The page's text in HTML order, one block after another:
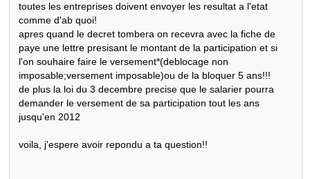
toutes les entreprises doivent envoyer les resultat a l'etat
comme d'ab quoi!
apres quand le decret tombera on recevra avec la fiche de
paye une lettre presisant le montant de la participation et si
l'on souhaire faire le versement*(deblocage non
imposable;versement imposable)ou de la bloquer 5 ans!!!
de plus la loi du 3 decembre precise que le salarier pourra
demander le versement de sa participation tout les ans
jusqu'en 2012
voila, j'espere avoir repondu a ta question!!